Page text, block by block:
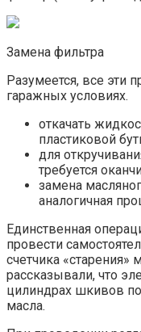
Замена фильтра
Разумеется, все эти
гаражных условиях.
откачать
пластиковой
для
требуется
замена
аналогичная
Единственная
провести
счетчика
рассказывали, что
цилиндрах шкивов
масла.